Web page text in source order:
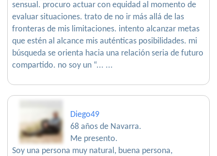
sensual. procuro actuar con equidad al momento de
evaluar situaciones. trato de no ir más allá de las
fronteras de mis limitaciones. intento alcanzar metas
que estén al alcance mis auténticas posibilidades. mi
búsqueda se orienta hacia una relación seria de futuro
compartido. no soy un “... ...
Diego49
68 años de Navarra.
Me presento.
Soy una persona muy natural, buena persona,